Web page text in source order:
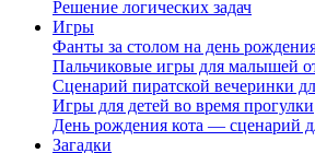
Решение логических задач
Игры
Фанты за столом на день
Пальчиковые игры для малышей
Сценарий пиратской вечеринки
Игры для детей во время прогулки
День рождения кота — сценарий
Загадки